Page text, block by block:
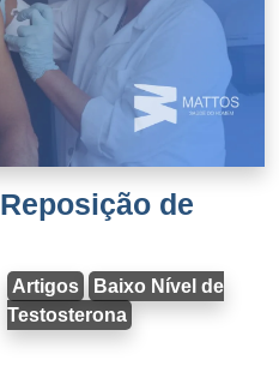
de
Artigos
Baixo Nível de
Testosterona